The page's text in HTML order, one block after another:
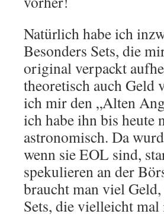
Natürlich habe ich
Besonders Sets, die
original verpackt
theoretisch auch Geld
ich mir den „Alten
ich habe ihn bis heute
astronomisch. Da
wenn sie EOL sind,
spekulieren an der
braucht man viel
Sets, die vielleicht